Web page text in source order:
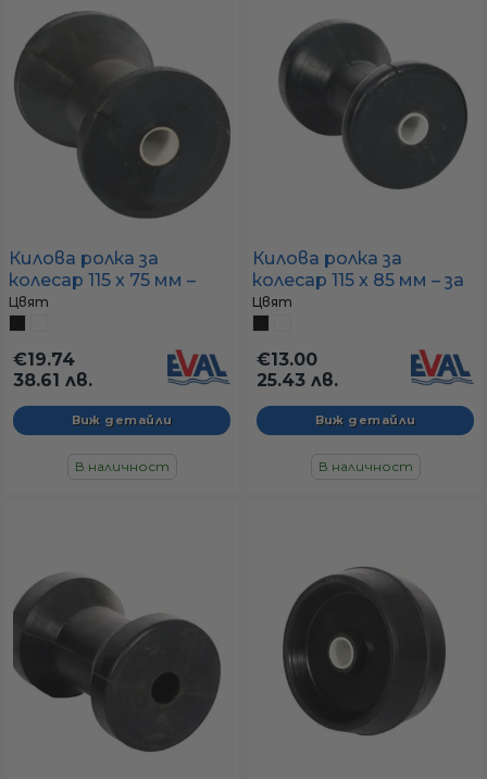
Килова ролка за
колесар 115 x 75 мм –
отвор Ø17 мм, здрава
Цвят
€19.74
38.61 лв.
Виж детайли
В наличност
Килова ролка за
колесар 115 x 85 мм – за
ос Ø17 мм, усилена за
Цвят
€13.00
25.43 лв.
Виж детайли
В наличност